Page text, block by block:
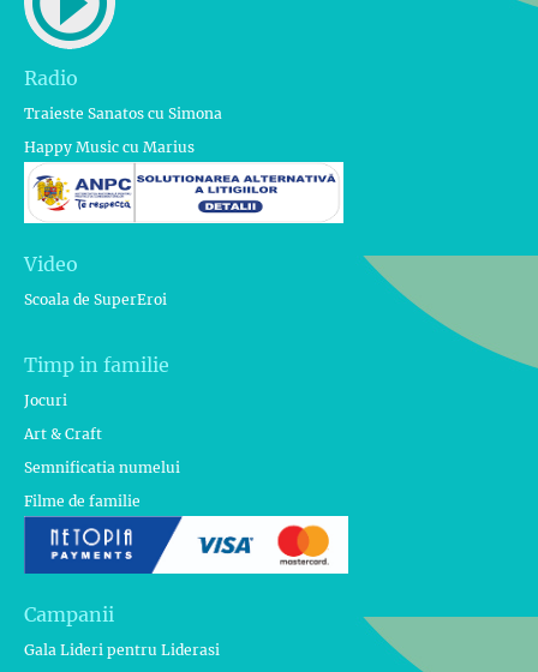
Radio
Traieste Sanatos cu Simona
Happy Music cu Marius
Video
Scoala de SuperEroi
Timp in familie
Jocuri
Art & Craft
Semnificatia numelui
Filme de familie
Campanii
Gala Lideri pentru Liderasi